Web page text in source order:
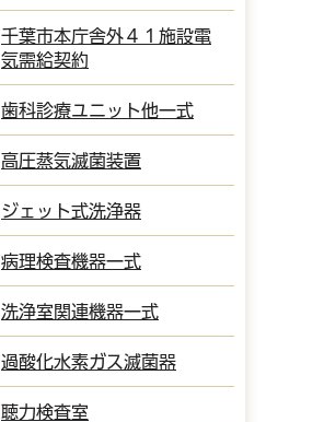
千葉市本庁舎外４１施設電
気需給契約
歯科診療ユニット他一式
高圧蒸気滅菌装置
ジェット式洗浄器
病理検査機器一式
洗浄室関連機器一式
過酸化水素ガス滅菌器
聴力検査室